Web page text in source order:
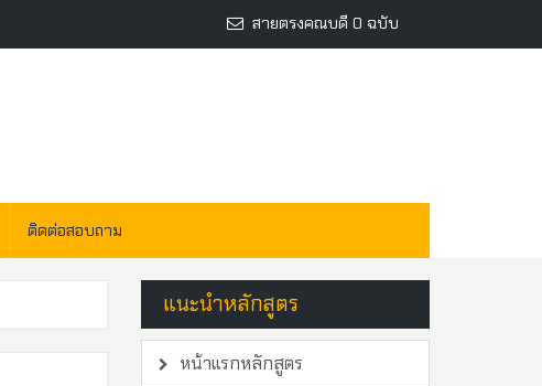
สายตรงคณบดี 0 ฉบับ
ติดต่อสอบถาม
แนะนำหลักสูตร
หน้าแรกหลักสูตร